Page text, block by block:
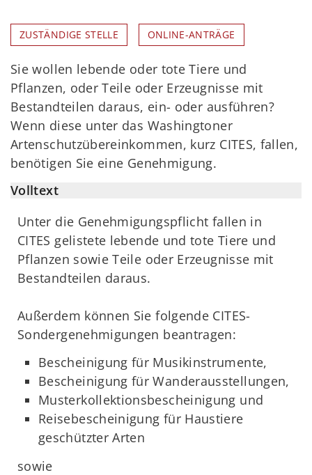
ZUSTÄNDIGE STELLE ONLINE-ANTRÄGE
Sie wollen lebende oder tote Tiere und
Pflanzen, oder Teile oder Erzeugnisse mit
Bestandteilen daraus, ein- oder ausführen?
Wenn diese unter das Washingtoner
Artenschutzübereinkommen, kurz CITES, fallen,
benötigen Sie eine Genehmigung.
Volltext
Unter die Genehmigungspflicht fallen in
CITES gelistete lebende und tote Tiere und
Pflanzen sowie Teile oder Erzeugnisse mit
Bestandteilen daraus.
Außerdem können Sie folgende CITES-
Sondergenehmigungen beantragen:
Bescheinigung für Musikinstrumente,
Bescheinigung für Wanderausstellungen,
Musterkollektionsbescheinigung und
Reisebescheinigung für Haustiere
geschützter Arten
sowie